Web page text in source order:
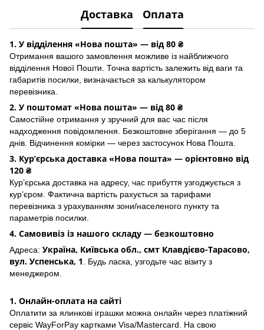
Доставка Оплата
1. У відділення «Нова пошта» — від 80 ₴
Отримання вашого замовлення можливе із найближчого
відділення Нової Пошти. Точна вартість залежить від ваги та
габаритів посилки, визначається за калькулятором
перевізника.
2. У поштомат «Нова пошта» — від 80 ₴
Самостійне отримання у зручний для вас час після
надходження повідомлення. Безкоштовне зберігання — до 5
днів. Відчинення комірки — через застосунок Hoва Пошта.
3. Кур’єрська доставка «Нова пошта» — орієнтовно від
120 ₴
Кур’єрська доставка на адресу, час прибуття узгоджується з
кур’єром. Фактична вартість рахується за тарифами
перевізника з урахуванням зони/населеного пункту та
параметрів посилки.
4. Самовивіз із нашого складу — безкоштовно
Адреса: Україна, Київська обл., смт Клавдієво-Тарасово,
вул. Успенська, 1
. Будь ласка, узгодьте час візиту з
менеджером.
1. Онлайн-оплата на сайті
Оплатити за ялинкові іграшки можна онлайн через платіжний
сервіс WayForPay картками Visa/Mastercard. На свою